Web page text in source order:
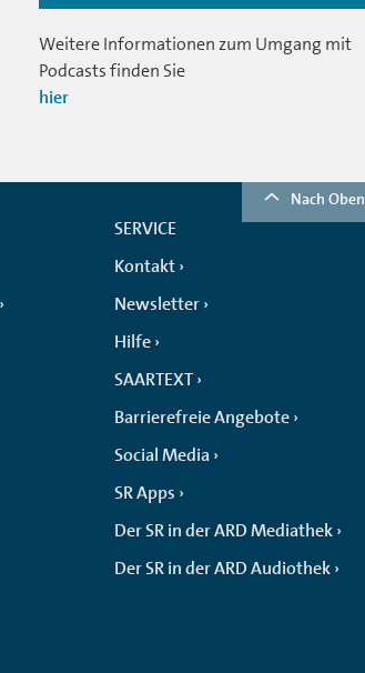
Weitere Informationen zum Umgang mit
Podcasts finden Sie
hier
Nach Oben
SERVICE
Kontakt
Newsletter
Hilfe
SAARTEXT
Barrierefreie Angebote
Social Media
SR Apps
Der SR in der ARD Mediathek
Der SR in der ARD Audiothek